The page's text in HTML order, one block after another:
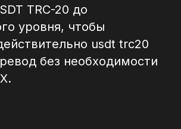
TRC-20 до
уровня, чтобы
usdt trc20
без необходимости